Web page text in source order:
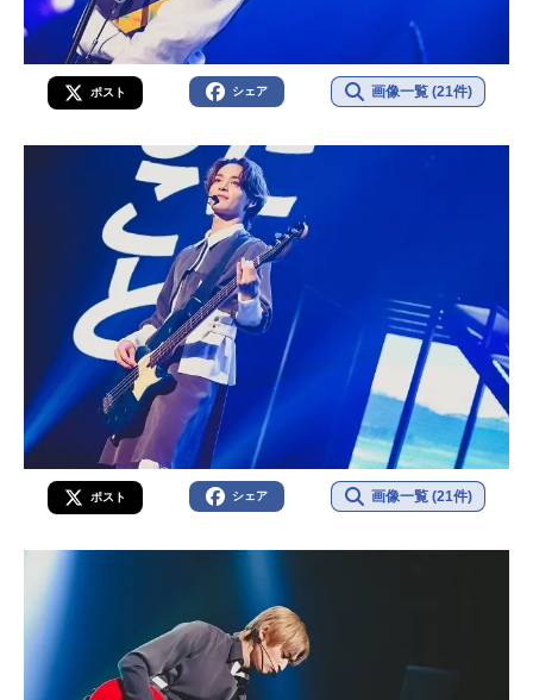
ポスト シェア 画像一覧 (21件)
ポスト シェア 画像一覧 (21件)